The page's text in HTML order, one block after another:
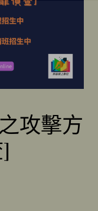
攻擊方